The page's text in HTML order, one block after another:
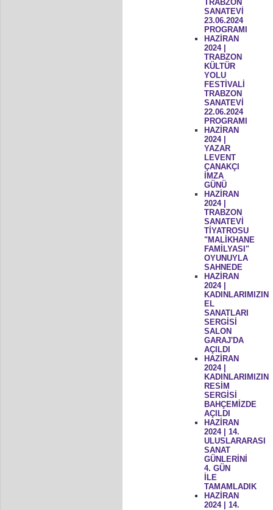
TRABZON
SANATEVİ
23.06.2024
PROGRAMI
HAZİRAN
2024 |
TRABZON
KÜLTÜR
YOLU
FESTİVALİ
TRABZON
SANATEVİ
22.06.2024
PROGRAMI
HAZİRAN
2024 |
YAZAR
LEVENT
ÇANAKÇI
İMZA
GÜNÜ
HAZİRAN
2024 |
TRABZON
SANATEVİ
TİYATROSU
"MALİKHANE
FAMİLYASI"
OYUNUYLA
SAHNEDE
HAZİRAN
2024 |
KADINLARIMIZIN
EL
SANATLARI
SERGİSİ
SALON
GARAJ'DA
AÇILDI
HAZİRAN
2024 |
KADINLARIMIZIN
RESİM
SERGİSİ
BAHÇEMİZDE
AÇILDI
HAZİRAN
2024 | 14.
ULUSLARARASI
SANAT
GÜNLERİNİ
4. GÜN
İLE
TAMAMLADIK
HAZİRAN
2024 | 14.